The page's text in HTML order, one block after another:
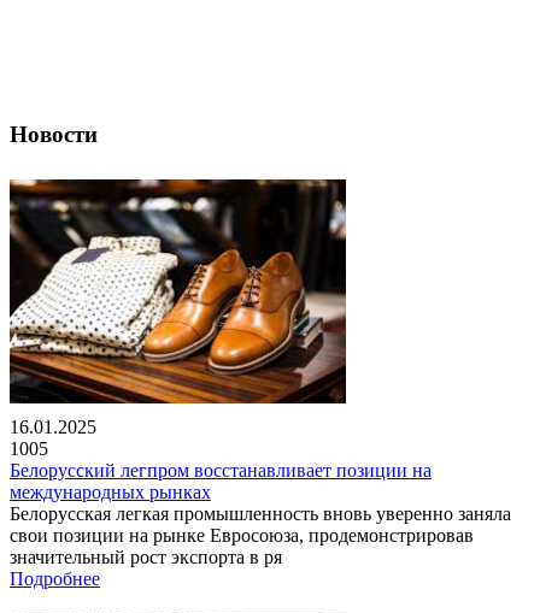
Новости
16.01.2025
1005
Белорусский легпром восстанавливает позиции на
международных рынках
Белорусская легкая промышленность вновь уверенно заняла
свои позиции на рынке Евросоюза, продемонстрировав
значительный рост экспорта в ря
Подробнее